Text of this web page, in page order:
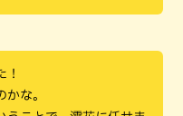
！
かな。